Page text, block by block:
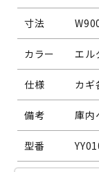
寸法
カラー エル
仕様 カギ
備考 庫内
型番